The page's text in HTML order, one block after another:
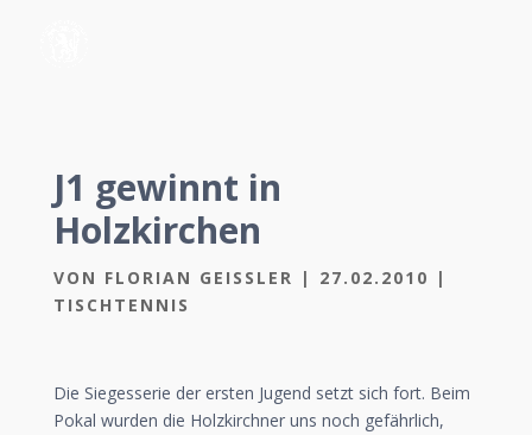
J1 gewinnt in
Holzkirchen
VON FLORIAN GEISSLER | 27.02.2010 |
TISCHTENNIS
Die Siegesserie der ersten Jugend setzt sich fort. Beim
Pokal wurden die Holzkirchner uns noch gefährlich,